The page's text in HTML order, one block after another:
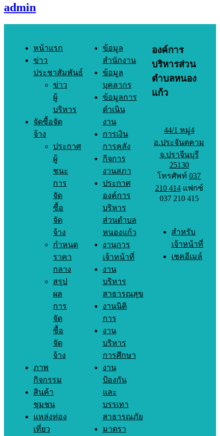
admin
หน้าแรก
ข่าว
ประชาสัมพันธ์
ข่าว
ผู้
บริหาร
จัดซื้อจัด
จ้าง
ประกาศ
ผู้
ชนะ
การ
จัด
ซื้อ
จัด
จ้าง
กำหนด
ราคา
กลาง
สรุป
ผล
การ
จัด
ซื้อ
จัด
จ้าง
ภาพ
กิจกรรม
สินค้า
ชุมชน
แหล่งท่อง
เที่ยว
ข้อมูล
สำนักงาน
ข้อมูล
บุคลากร
ข้อมูลการ
ดำเนิน
งาน
การเงิน
การคลัง
กิจการ
งานสภา
ประกาศ
องค์การ
บริหาร
ส่วนตำบล
หนองแก้ว
งานการ
เจ้าหน้าที่
งาน
บริหาร
สาธารณสุข
งานนิติ
การ
งาน
บริหาร
การศึกษา
งาน
ป้องกัน
และ
บรรเทา
สาธารณภัย
มาตรา
องค์การ
บริหารส่วน
ตำบลหนอง
แก้ว
44/1 หมู่4
อ.ประจันตคาม
จ.ปราจีนบุรี
25130
โทรศัพท์037
210 414แฟกซ์
037 210 415
สำหรับ
เจ้าหน้าที่
เชคอีเมล์